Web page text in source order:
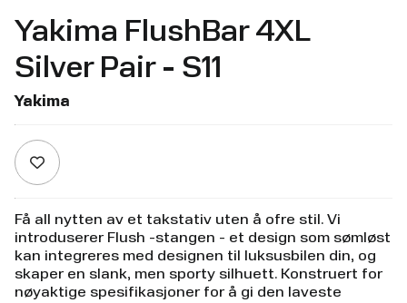
Yakima FlushBar 4XL
Silver Pair - S11
Yakima
Få all nytten av et takstativ uten å ofre stil. Vi
introduserer Flush -stangen - et design som sømløst
kan integreres med designen til luksusbilen din, og
skaper en slank, men sporty silhuett. Konstruert for
nøyaktige spesifikasjoner for å gi den laveste